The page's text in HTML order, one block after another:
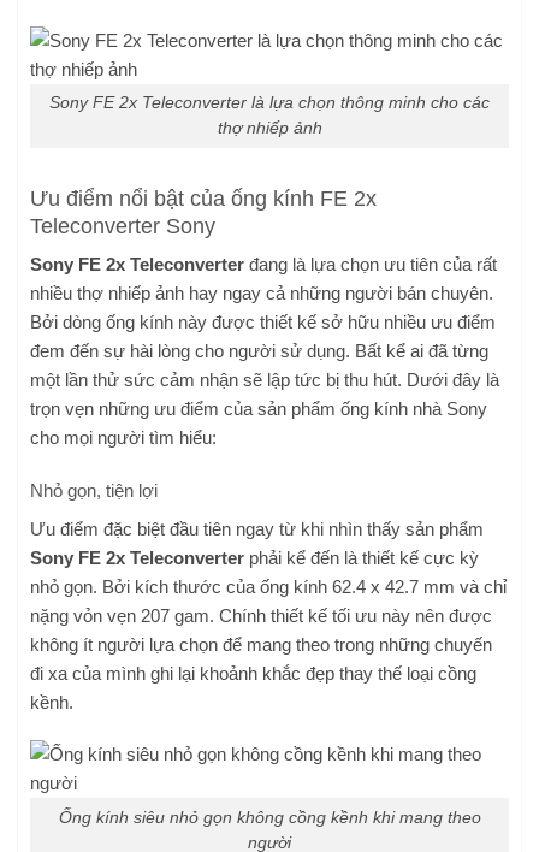
Sony FE 2x Teleconverter là lựa chọn thông minh cho các
thợ nhiếp ảnh
Ưu điểm nổi bật của ống kính FE 2x
Teleconverter Sony
Sony FE 2x Teleconverter đang là lựa chọn ưu tiên của rất
nhiều thợ nhiếp ảnh hay ngay cả những người bán chuyên.
Bởi dòng ống kính này được thiết kế sở hữu nhiều ưu điểm
đem đến sự hài lòng cho người sử dụng. Bất kể ai đã từng
một lần thử sức cảm nhận sẽ lập tức bị thu hút. Dưới đây là
trọn vẹn những ưu điểm của sản phẩm ống kính nhà Sony
cho mọi người tìm hiểu:
Nhỏ gọn, tiện lợi
Ưu điểm đặc biệt đầu tiên ngay từ khi nhìn thấy sản phẩm
Sony FE 2x Teleconverter phải kể đến là thiết kế cực kỳ
nhỏ gọn. Bởi kích thước của ống kính 62.4 x 42.7 mm và chỉ
nặng vỏn vẹn 207 gam. Chính thiết kế tối ưu này nên được
không ít người lựa chọn để mang theo trong những chuyến
đi xa của mình ghi lại khoảnh khắc đẹp thay thế loại cồng
kềnh.
Ống kính siêu nhỏ gọn không cồng kềnh khi mang theo
người